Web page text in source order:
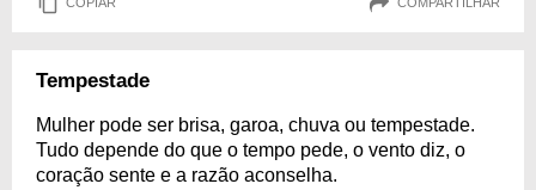
Tempestade
Mulher pode ser brisa, garoa, chuva ou tempestade.
Tudo depende do que o tempo pede, o vento diz, o
coração sente e a razão aconselha.